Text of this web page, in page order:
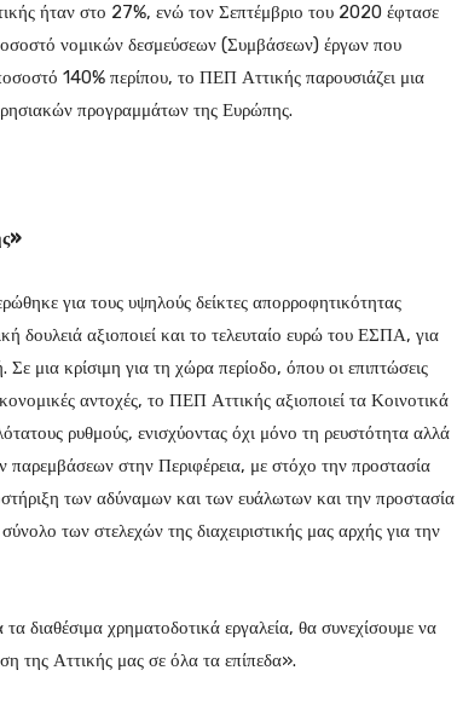
ήταν στο 27%, ενώ τον Σεπτέμβριο του 2020 έφτασε
νομικών δεσμεύσεων (Συμβάσεων) έργων που
140% περίπου, το ΠΕΠ Αττικής παρουσιάζει μια
προγραμμάτων της Ευρώπης.
για τους υψηλούς δείκτες απορροφητικότητας
δουλειά αξιοποιεί και το τελευταίο ευρώ του ΕΣΠΑ, για
μια κρίσιμη για τη χώρα περίοδο, όπου οι επιπτώσεις
αντοχές, το ΠΕΠ Αττικής αξιοποιεί τα Κοινοτικά
ρυθμούς, ενισχύοντας όχι μόνο τη ρευστότητα αλλά
παρεμβάσεων στην Περιφέρεια, με στόχο την προστασία
των αδύναμων και των ευάλωτων και την προστασία
των στελεχών της διαχειριστικής μας αρχής για την
διαθέσιμα χρηματοδοτικά εργαλεία, θα συνεχίσουμε να
της Αττικής μας σε όλα τα επίπεδα».